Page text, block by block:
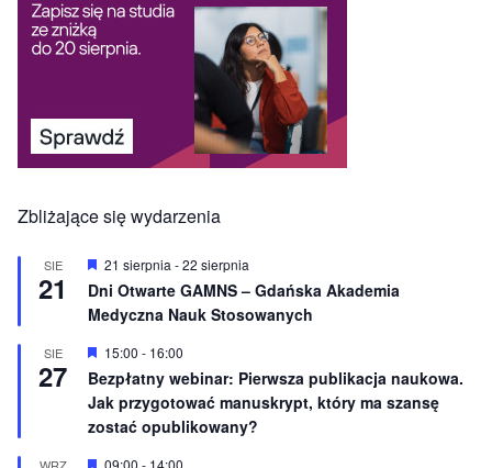
Zbliżające się wydarzenia
SIE
21
W
r
ó
n
o
n
e
21 sierpnia -22 sierpnia
Dni Otwarte GAMNS – Gdańska Akademia
Medyczna Nauk Stosowanych
SIE
27
W
r
ó
ż
n
i
15:00 - 16:00
Bezpłatny webinar: Pierwsza publikacja naukowa.
Jak przygotować manuskrypt, który ma szansę
zostać opublikowany?
W